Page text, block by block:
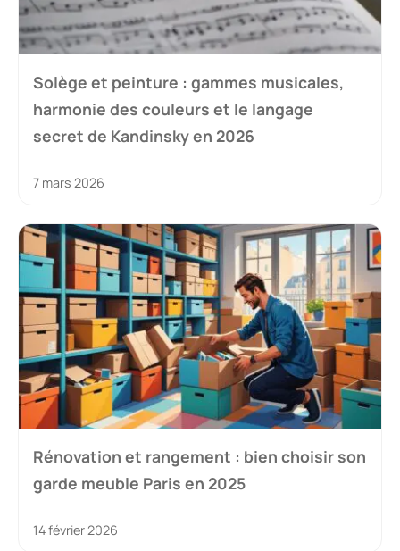
Solège et peinture : gammes musicales,
harmonie des couleurs et le langage
secret de Kandinsky en 2026
7 mars 2026
Rénovation et rangement : bien choisir son
garde meuble Paris en 2025
14 février 2026